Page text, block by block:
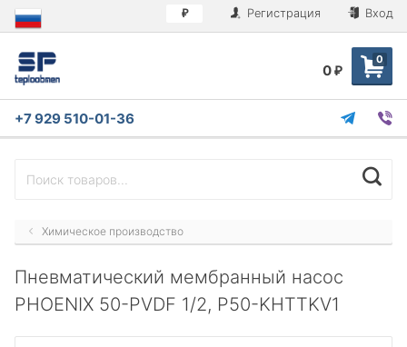
₽ Регистрация Вход
0
0 ₽
+7 929 510-01-36
Химическое производство
Пневматический мембранный насос
PHOENIX 50-PVDF 1/2, P50-KHTTKV1